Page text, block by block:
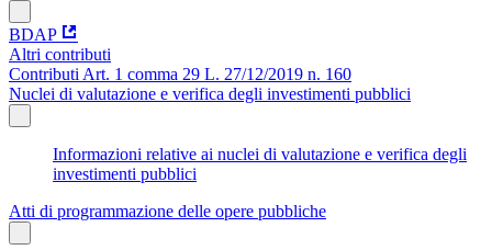
BDAP
Altri contributi
Contributi Art. 1 comma 29 L. 27/12/2019 n. 160
Nuclei di valutazione e verifica degli investimenti pubblici
Informazioni relative ai nuclei di valutazione e verifica degli
investimenti pubblici
Atti di programmazione delle opere pubbliche